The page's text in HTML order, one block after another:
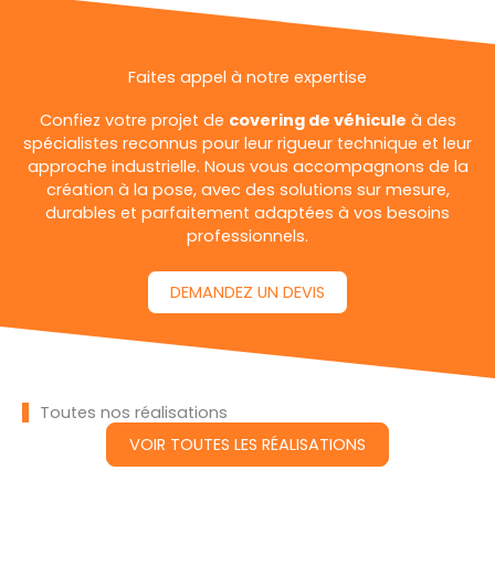
Faites appel à notre expertise
Confiez votre projet de covering de véhicule à des
spécialistes reconnus pour leur rigueur technique et leur
approche industrielle. Nous vous accompagnons de la
création à la pose, avec des solutions sur mesure,
durables et parfaitement adaptées à vos besoins
professionnels.
DEMANDEZ UN DEVIS
Toutes nos réalisations
VOIR TOUTES LES RÉALISATIONS